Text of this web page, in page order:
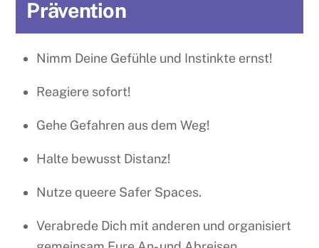
Prävention
Nimm Deine Gefühle und Instinkte ernst!
Reagiere sofort!
Gehe Gefahren aus dem Weg!
Halte bewusst Distanz!
Nutze queere Safer Spaces.
Verabrede Dich mit anderen und organisiert